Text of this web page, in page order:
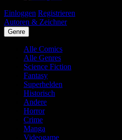
Einloggen Registrieren
Autoren & Zeichner
Genre
Alle Comics
Alle Genres
Science Fiction
Fantasy
Superhelden
Historisch
Andere
Horror
Crime
Manga
Videogame